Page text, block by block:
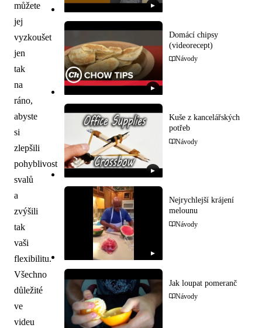
můžete
jej
vyzkoušet
jen
tak
na
ráno,
abyste
si
zlepšili
pohyblivost
svalů
a
zvýšili
tak
vaši
flexibilitu.
Všechno
důležité
ve
videu
▶
▶
Domácí chipsy
(videorecept)
Návody
▶
Kuše z kancelářských
potřeb
Návody
▶
Nejrychlejší krájení
melounu
Návody
Jak loupat pomeranč
Návody